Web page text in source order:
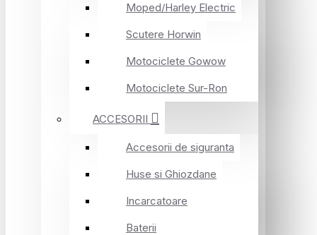
Moped/Harley Electric
Scutere Horwin
Motociclete Gowow
Motociclete Sur-Ron
ACCESORII
Accesorii de siguranta
Huse si Ghiozdane
Incarcatoare
Baterii